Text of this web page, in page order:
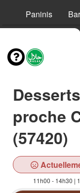
Paninis
proche
(57420)
11h00 - 14h30 |